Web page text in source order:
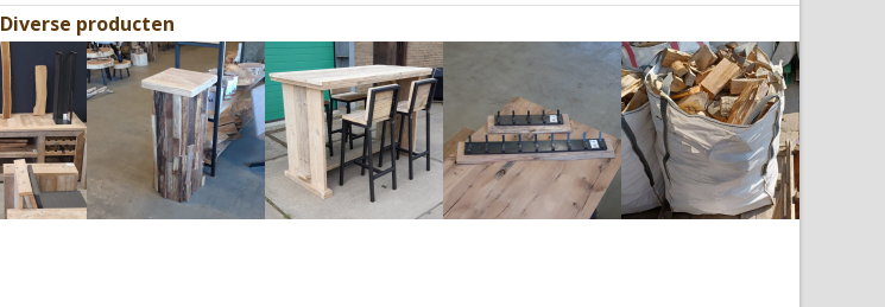
Diverse producten
Use
the
left
and
arrow
keys
to